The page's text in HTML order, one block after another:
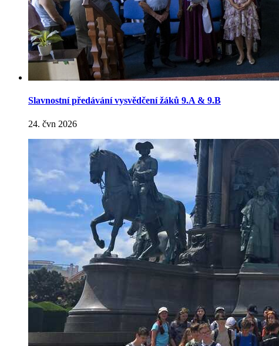
Slavnostní předávání vysvědčení žáků 9.A & 9.B
24. čvn 2026